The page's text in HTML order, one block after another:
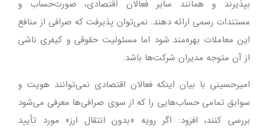
بپذیرند و همانند سایر فعالان اقتصادی، صورت‌حساب و
مستندات رسمی ارائه دهند. نمی‌توان پذیرفت که صرافی از منافع
این معاملات بهره‌مند شود اما مسئولیت حقوقی و کیفری ناشی
از آن متوجه مدیران شرکت‌ها باشد.
امیرحسینی با بیان اینکه فعالان اقتصادی نمی‌توانند هویت و
سوابق تمامی حساب‌هایی را که از سوی صرافی‌ها معرفی می‌شود
بررسی کنند، افزود: اگر رویه «بدون انتقال ارز» مورد تأیید